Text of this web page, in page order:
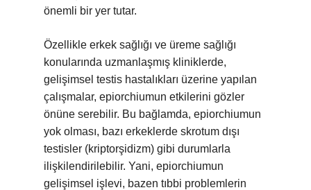
önemli bir yer tutar.
Özellikle erkek sağlığı ve üreme sağlığı
konularında uzmanlaşmış kliniklerde,
gelişimsel testis hastalıkları üzerine yapılan
çalışmalar, epiorchiumun etkilerini gözler
önüne serebilir. Bu bağlamda, epiorchiumun
yok olması, bazı erkeklerde skrotum dışı
testisler (kriptorşidizm) gibi durumlarla
ilişkilendirilebilir. Yani, epiorchiumun
gelişimsel işlevi, bazen tıbbi problemlerin